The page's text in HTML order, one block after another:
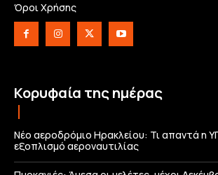
Όροι Χρήσης
Κορυφαία της ημέρας
Νέο αεροδρόμιο Ηρακλείου: Τι απαντά η
εξοπλισμό αεροναυτιλίας